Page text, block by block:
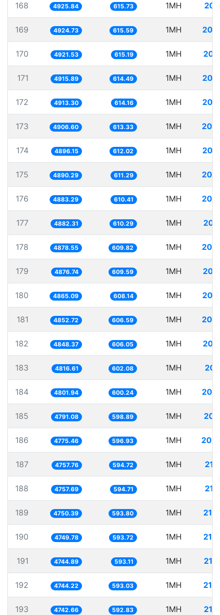
168 4925.84 615.73 1MH
169 4924.73 615.59 1MH
170 4921.53 615.19 1MH
171 4915.89 614.49 1MH
172 4913.30 614.16 1MH
173 4906.60 613.33 1MH
174 4896.15 612.02 1MH
175 4890.29 611.29 1MH
176 4883.29 610.41 1MH
177 4882.31 610.29 1MH
178 4878.55 609.82 1MH
179 4876.74 609.59 1MH
180 4865.09 608.14 1MH
181 4852.72 606.59 1MH
182 4848.37 606.05 1MH
183 4816.61 602.08 1MH
184 4801.94 600.24 1MH
185 4791.08 598.89 1MH
186 4775.46 596.93 1MH
187 4757.76 594.72 1MH
188 4757.69 594.71 1MH
189 4750.39 593.80 1MH
190 4749.78 593.72 1MH
191 4744.89 593.11 1MH
192 4744.22 593.03 1MH
193 4742.66 592.83 1MH